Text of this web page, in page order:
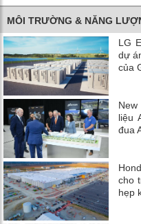
MÔI TRƯỜNG & NĂNG
LG
dự
của
liệu
đua
cho
hẹp